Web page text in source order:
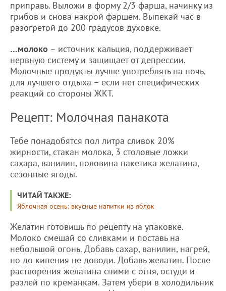
приправь. Выложи в форму 2/3 фарша, начинку из
грибов и снова накрой фаршем. Выпекай час в
разогретой до 200 градусов духовке.
…молоко – источник кальция, поддерживает
нервную систему и защищает от депрессии.
Молочные продукты лучше употреблять на ночь,
для лучшего отдыха – если нет специфических
реакций со стороны ЖКТ.
Рецепт: Молочная панакота
Тебе понадобятся пол литра сливок 20%
жирности, стакан молока, 3 столовые ложки
сахара, ванилин, половина пакетика желатина,
сезонные ягоды.
ЧИТАЙ ТАКЖЕ:
Яблочная осень: вкусные напитки из яблок
Желатин готовишь по рецепту на упаковке.
Молоко смешай со сливками и поставь на
небольшой огонь. Добавь сахар, ванилин, нагрей,
но до кипения не доводи. Добавь желатин. После
растворения желатина сними с огня, остуди и
разлей по креманкам. Затем убери в холодильник